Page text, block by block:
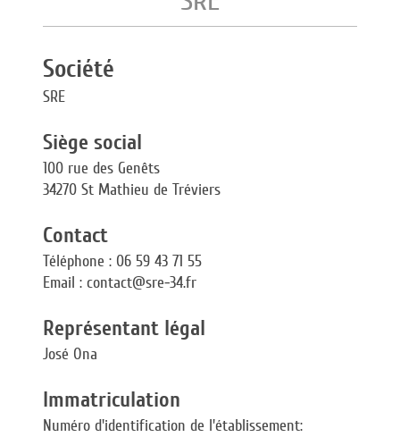
Société
SRE
Siège social
100 rue des Genêts
34270 St Mathieu de Tréviers
Contact
Téléphone : 06 59 43 71 55
Email : contact@sre-34.fr
Représentant légal
José Ona
Immatriculation
Numéro d'identification de l'établissement: